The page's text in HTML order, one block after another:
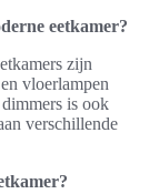
eetkamer?
zijn
vloerlampen
is ook
verschillende